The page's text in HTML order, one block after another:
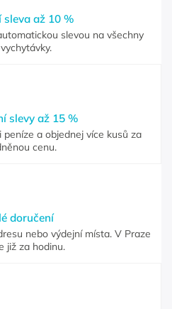
sleva až 10 %
slevou na všechny
slevy až 15 %
a objednej více kusů za
cenu.
doručení
nebo výdejní místa. V Praze
již za hodinu.